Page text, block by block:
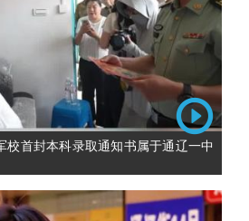
校首封本科录取通知书属于通辽一中